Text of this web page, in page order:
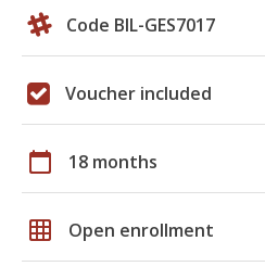
Code BIL-GES7017
Voucher included
calendar_today 18 months
grid_on Open enrollment